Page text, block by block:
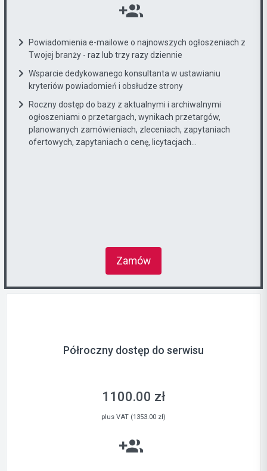
Powiadomienia e-mailowe o najnowszych ogłoszeniach z
Twojej branży - raz lub trzy razy dziennie
Wsparcie dedykowanego konsultanta w ustawianiu
kryteriów powiadomień i obsłudze strony
Roczny dostęp do bazy z aktualnymi i archiwalnymi
ogłoszeniami o przetargach, wynikach przetargów,
planowanych zamówieniach, zleceniach, zapytaniach
ofertowych, zapytaniach o cenę, licytacjach...
Zamów
Półroczny dostęp do serwisu
1100.00 zł
plus VAT (1353.00 zł)